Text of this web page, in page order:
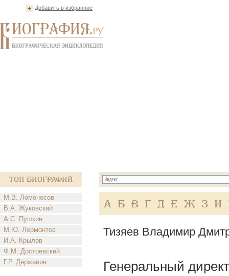
Добавить в избранное
Топ Биографий
М.В. Ломоносов
В.А. Жуковский
А.С. Пушкин
М.Ю. Лермонтов
И.А. Крылов
Ф.М. Достоевский
Г.Р. Державин
А Б В Г Д Е Ж З И
Тизяев Владимир
Генеральный